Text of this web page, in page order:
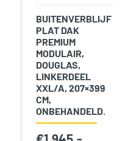
BUITENVERBLIJF
PLAT DAK
PREMIUM
MODULAIR,
DOUGLAS,
LINKERDEEL
XXL/A, 207×399
CM,
ONBEHANDELD.